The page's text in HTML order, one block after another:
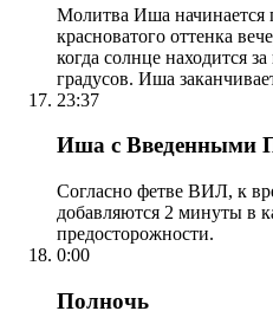
Молитва Иша начинается
красноватого оттенка
когда солнце находится
градусов. Иша
23:37
Иша с Введенными
Согласно фетве ВИЛ, к
добавляются 2 минуты в
предосторожности.
0:00
Полночь